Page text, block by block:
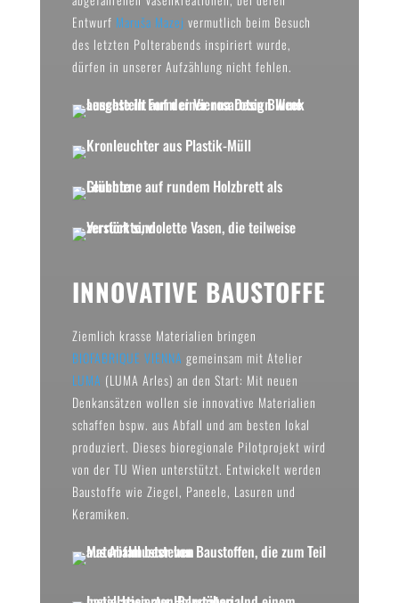
Entwurf Maruša Mazej vermutlich beim Besuch
des letzten Polterabends inspiriert wurde,
dürfen in unserer Aufzählung nicht fehlen.
INNOVATIVE BAUSTOFFE
Ziemlich krasse Materialien bringen
BIOFABRIQUE VIENNA gemeinsam mit Atelier
LUMA (LUMA Arles) an den Start: Mit neuen
Denkansätzen wollen sie innovative Materialien
schaffen bspw. aus Abfall und am besten lokal
produziert. Dieses bioregionale Pilotprojekt wird
von der TU Wien unterstützt. Entwickelt werden
Baustoffe wie Ziegel, Paneele, Lasuren und
Keramiken.